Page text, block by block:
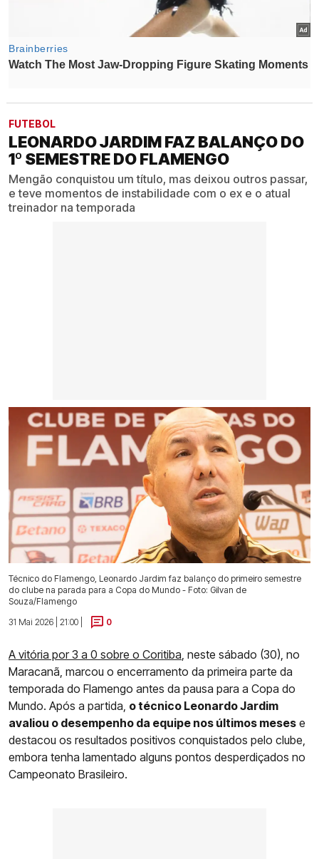
FUTEBOL
LEONARDO JARDIM FAZ BALANÇO DO
1º SEMESTRE DO FLAMENGO
Mengão conquistou um título, mas deixou outros passar,
e teve momentos de instabilidade com o ex e o atual
treinador na temporada
Técnico do Flamengo, Leonardo Jardim faz balanço do primeiro semestre
do clube na parada para a Copa do Mundo - Foto: Gilvan de
Souza/Flamengo
31 Mai 2026 | 21:00 |
0
A vitória por 3 a 0 sobre o Coritiba, neste sábado (30), no
Maracanã, marcou o encerramento da primeira parte da
temporada do Flamengo antes da pausa para a Copa do
Mundo. Após a partida, o técnico Leonardo Jardim
avaliou o desempenho da equipe nos últimos meses e
destacou os resultados positivos conquistados pelo clube,
embora tenha lamentado alguns pontos desperdiçados no
Campeonato Brasileiro.